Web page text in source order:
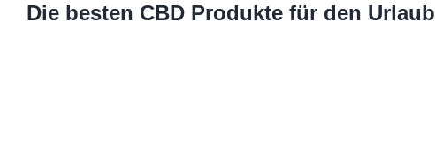
Die besten CBD Produkte für den Urlaub